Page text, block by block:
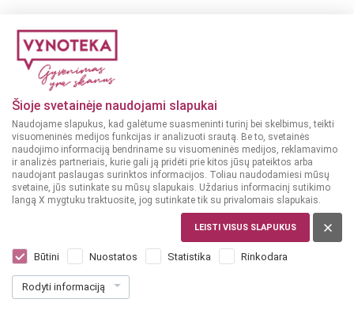
Šioje svetainėje naudojami slapukai
Naudojame slapukus, kad galėtume suasmeninti turinį bei skelbimus, teikti
visuomeninės medijos funkcijas ir analizuoti srautą. Be to, svetainės
naudojimo informaciją bendriname su visuomeninės medijos, reklamavimo
ir analizės partneriais, kurie gali ją pridėti prie kitos jūsų pateiktos arba
naudojant paslaugas surinktos informacijos. Toliau naudodamiesi mūsų
svetaine, jūs sutinkate su mūsų slapukais. Uždarius informacinį sutikimo
langą X mygtuku traktuosite, jog sutinkate tik su privalomais slapukais.
LEISTI VISUS SLAPUKUS
Būtini Nuostatos Statistika Rinkodara
Rodyti informaciją
Lauder's Finest Ruby Cask 0,05 l
Dar nėra balsų, galite įvertinti
19